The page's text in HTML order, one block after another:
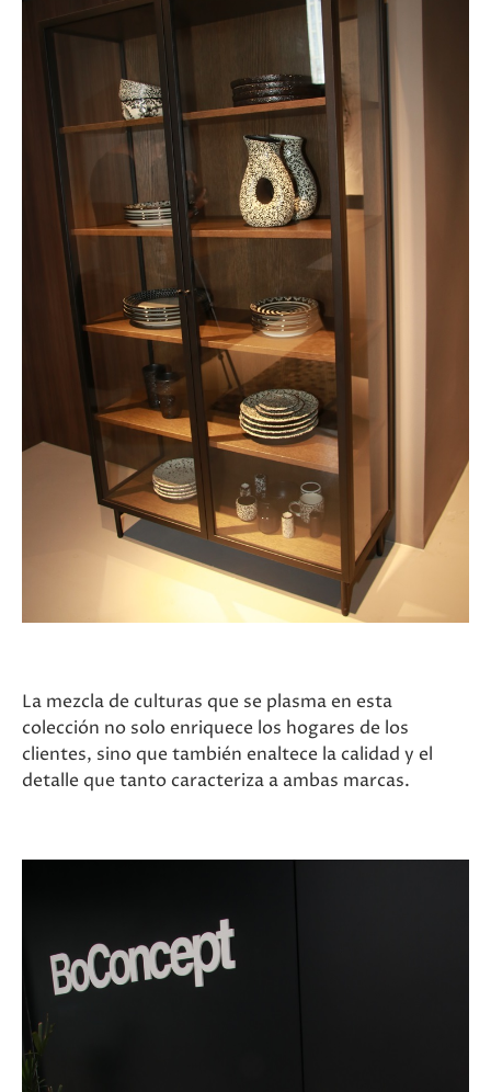
La mezcla de culturas que se plasma en esta
colección no solo enriquece los hogares de los
clientes, sino que también enaltece la calidad y el
detalle que tanto caracteriza a ambas marcas.